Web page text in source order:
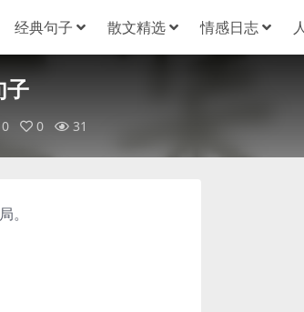
经典句子 散文精选 情感日志
子
0 0 31
。